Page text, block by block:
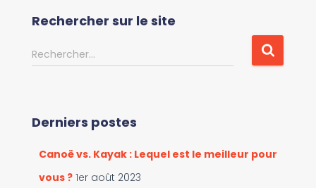
o
r
e
Rechercher sur le site
R
e
r
Rechercher…
Derniers postes
Canoë vs. Kayak : Lequel est le meilleur pour
vous ? 1er août 2023